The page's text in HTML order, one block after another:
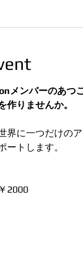
メンバーのあつ
作りませんか。
界に一つだけの
ートします。
2000